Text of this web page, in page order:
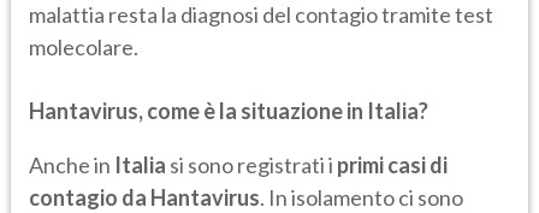
malattia resta la diagnosi del contagio tramite test
molecolare.
Hantavirus, come è la situazione in Italia?
Anche in Italia si sono registrati i primi casi di
contagio da Hantavirus. In isolamento ci sono